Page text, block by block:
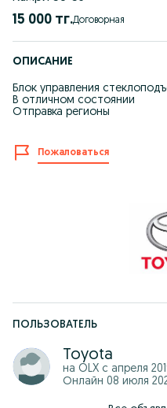
15 000 тг. Договорная
ОПИСАНИЕ
Блок управления
В отличном состоянии
Отправка регионы
Пожаловаться
ПОЛЬЗОВАТЕЛЬ
Toyota
на OLX с апреля
Онлайн 08 июля